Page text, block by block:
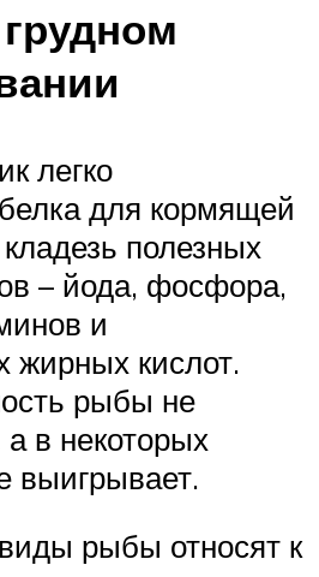
легко
для кормящей
полезных
– йода, фосфора,
и
кислот.
рыбы не
а в некоторых
выигрывает.
рыбы относят к